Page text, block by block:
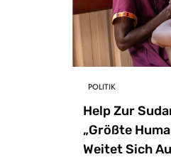
POLITIK
Help Zur
„Größte
Weitet Sich